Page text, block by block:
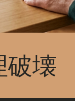
破壊